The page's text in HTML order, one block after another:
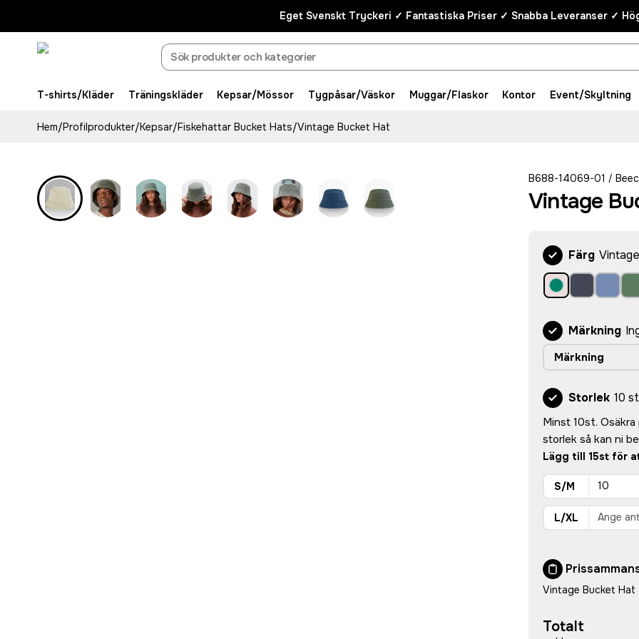
Eget Svenskt Tryckeri ✓ Fantastiska Priser ✓ Snabba Leveranser ✓
T-shirts/Kläder Träningskläder Kepsar/Mössor Tygpåsar/Väskor Muggar/Flaskor Kontor Event/Skyltning
Hem/Profilprodukter/Kepsar/Fiskehattar Bucket Hats/Vintage Bucket Hat
B688-14069-01 /
Vintage
Färg
Märkning
Märkning
Storlek 10 st
Minst 10st.
storlek så kan ni
Lägg till 15st för
S/M
L/XL
Vintage Bucket Hat
Totalt